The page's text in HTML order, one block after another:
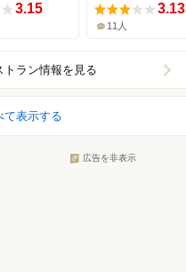
3.15 3.13
11人
トラン情報を見る
て表示する
広告を非表示